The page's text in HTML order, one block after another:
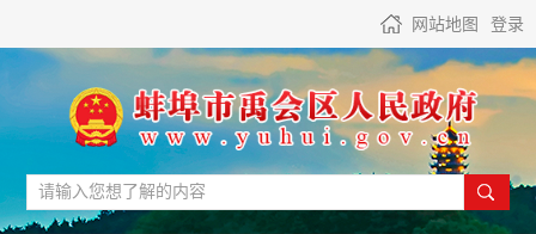
网站地图 登录